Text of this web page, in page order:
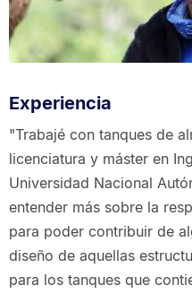
Experiencia
"Trabajé con tanques de
licenciatura y máster en
Universidad Nacional
entender más sobre la
para poder contribuir de
diseño de aquellas
para los tanques que